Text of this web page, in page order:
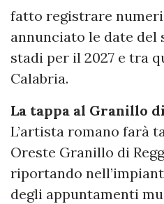
fatto registrare
annunciato le date del
stadi per il 2027 e tra
Calabria.
La tappa al Granillo
L’artista romano farà
Oreste Granillo di
riportando
degli appuntamenti